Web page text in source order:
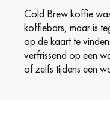
Cold Brew koffie
koffiebars, maar is
op de kaart te
verfrissend op een
of zelfs tijdens een